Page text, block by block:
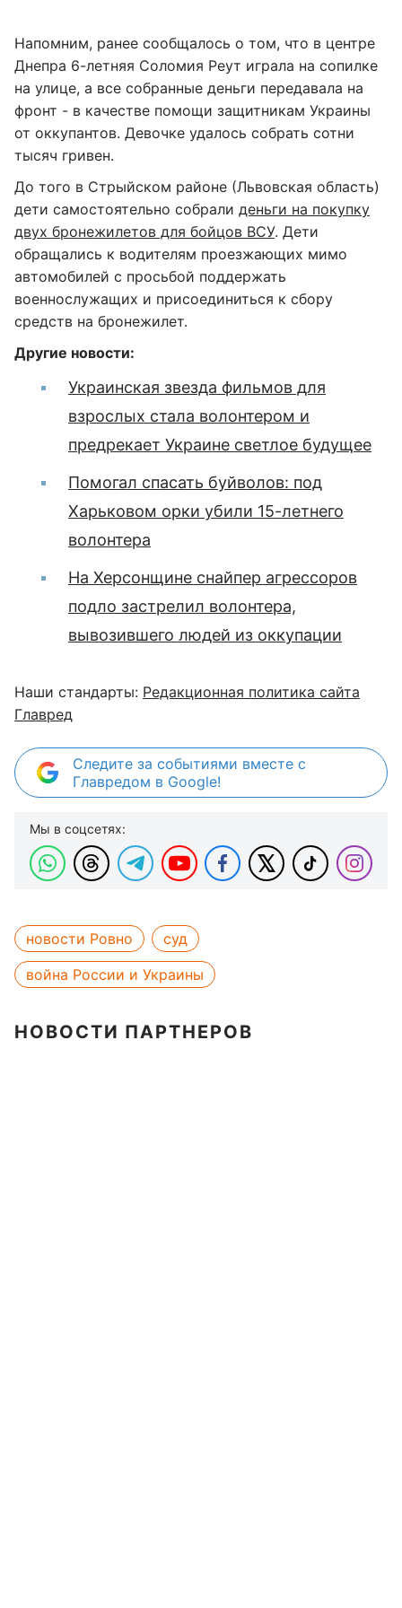
Напомним, ранее сообщалось о том, что в центре
Днепра 6-летняя Соломия Реут играла на сопилке
на улице, а все собранные деньги передавала на
фронт - в качестве помощи защитникам Украины
от оккупантов. Девочке удалось собрать сотни
тысяч гривен.
До того в Стрыйском районе (Львовская область)
дети самостоятельно собрали деньги на покупку
двух бронежилетов для бойцов ВСУ. Дети
обращались к водителям проезжающих мимо
автомобилей с просьбой поддержать
военнослужащих и присоединиться к сбору
средств на бронежилет.
Другие новости:
Украинская звезда фильмов для
взрослых стала волонтером и
предрекает Украине светлое будущее
Помогал спасать буйволов: под
Харьковом орки убили 15-летнего
волонтера
На Херсонщине снайпер агрессоров
подло застрелил волонтера,
вывозившего людей из оккупации
Наши стандарты: Редакционная политика сайта
Главред
Следите за событиями вместе с
Главредом в Google!
Мы в соцсетях:
новости Ровно
суд
война России и Украины
НОВОСТИ ПАРТНЕРОВ